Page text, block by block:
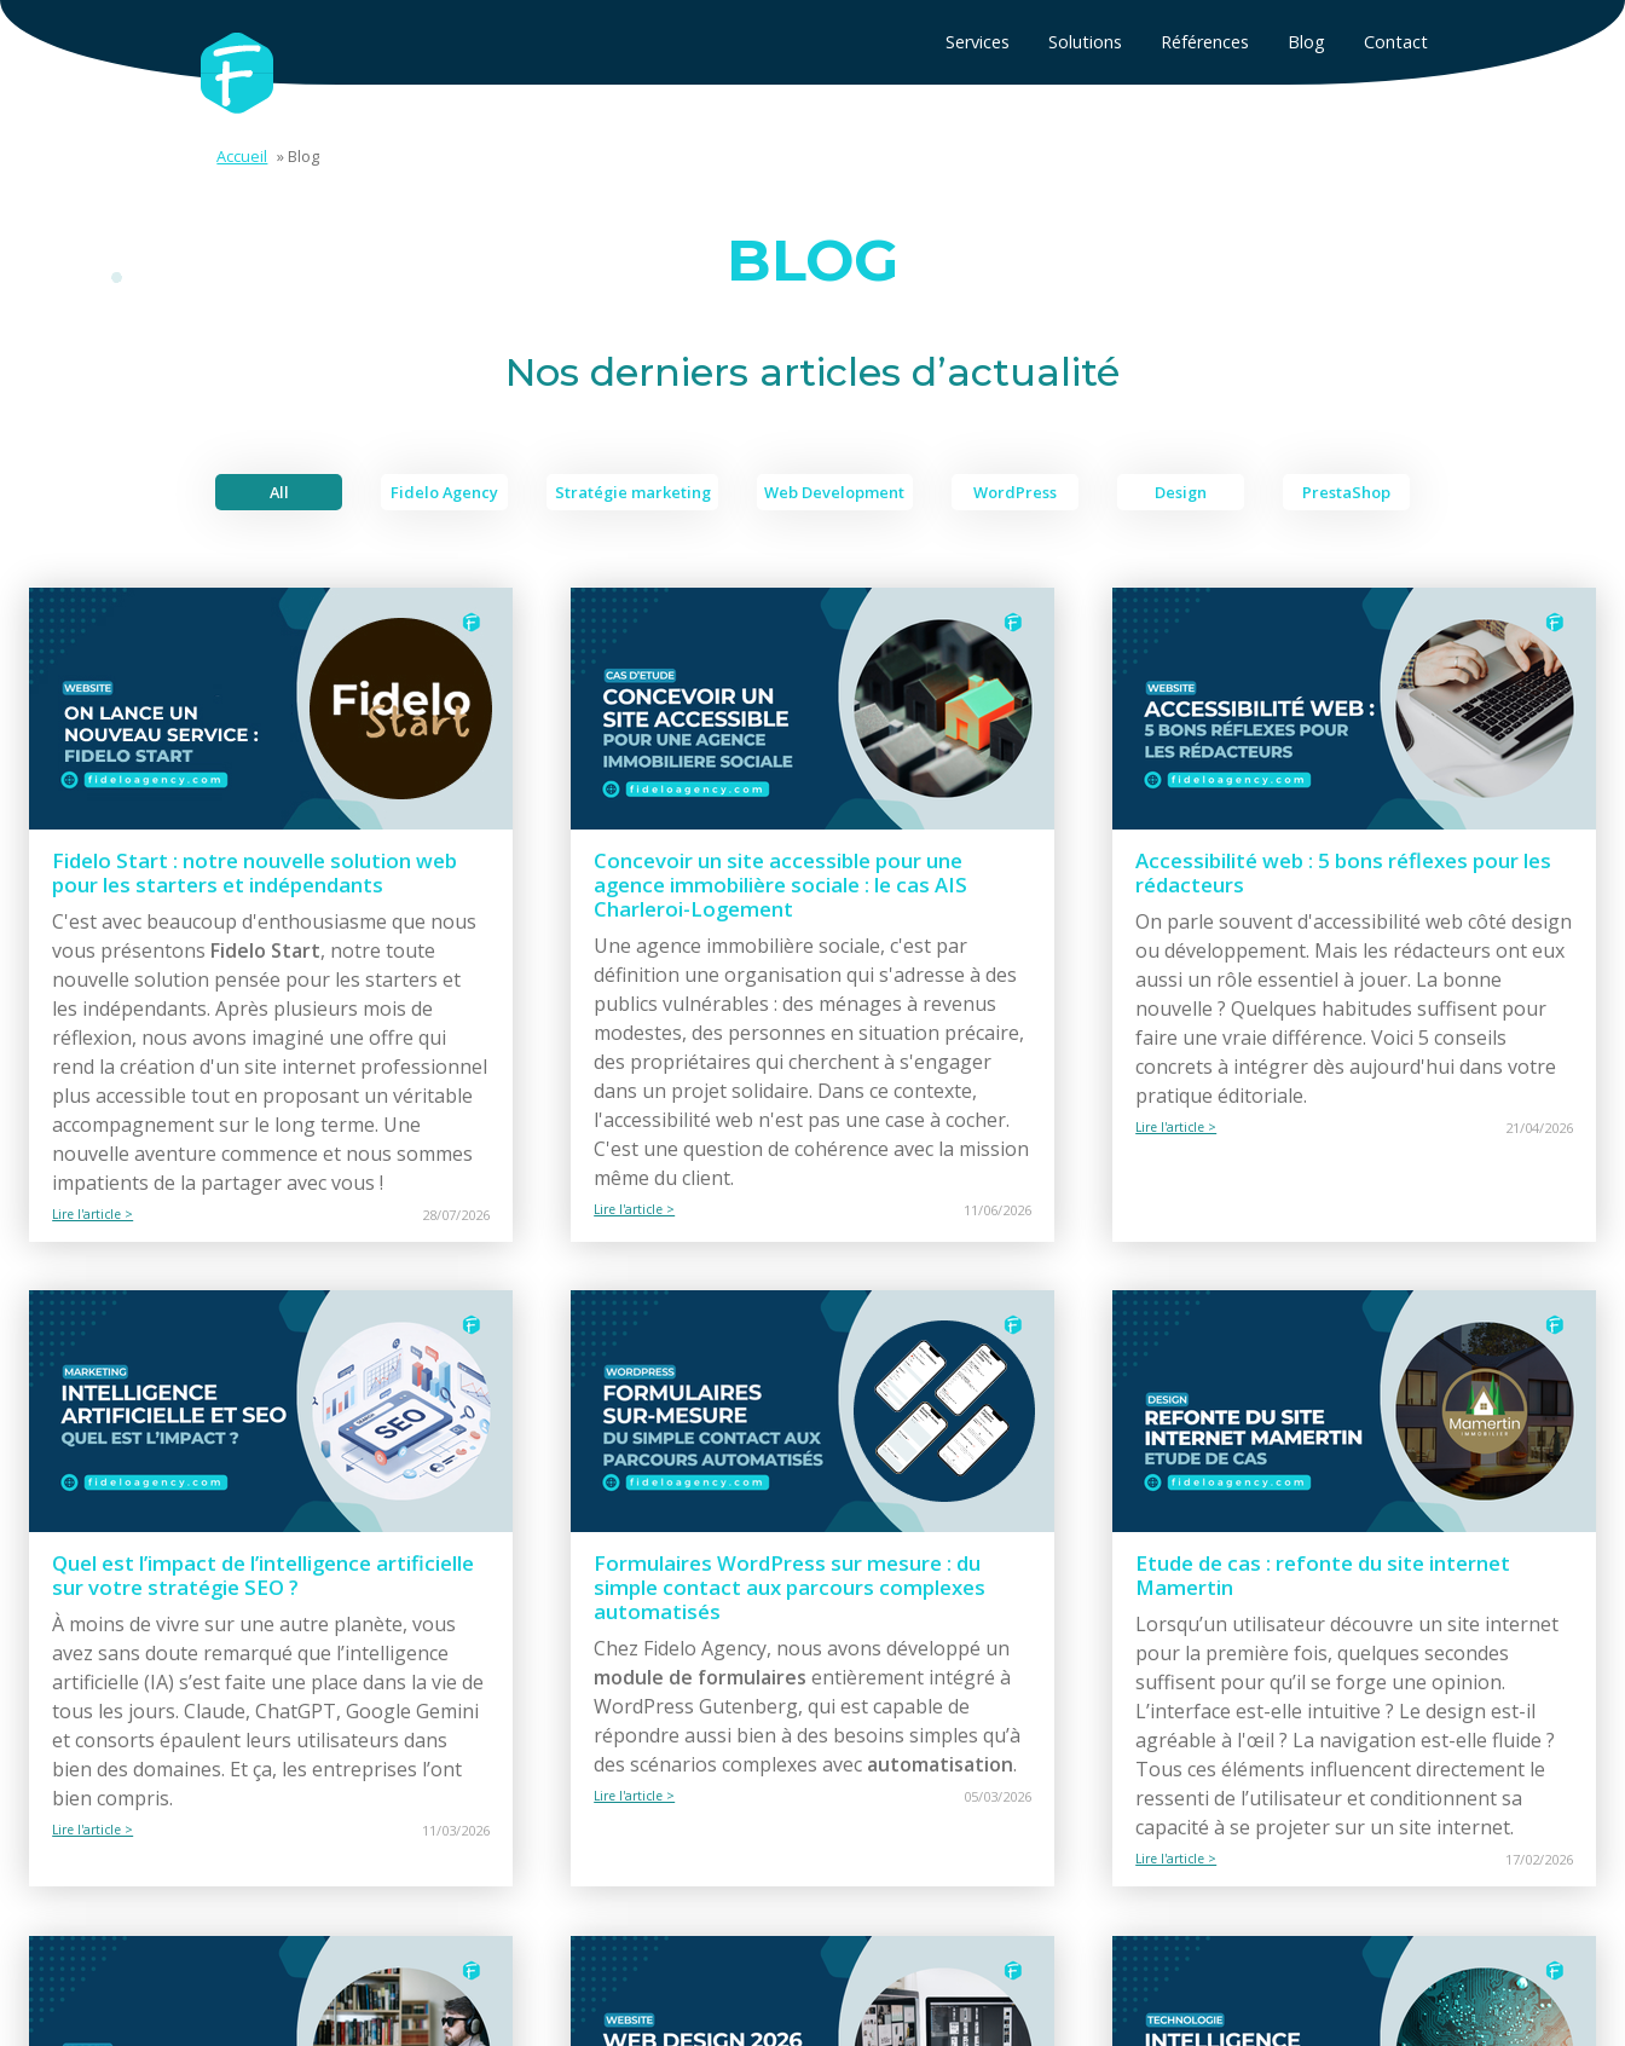
Services Solutions Références Blog Contact
Accueil » Blog
BLOG
Nos derniers articles d’actualité
All Fidelo Agency Stratégie marketing Web Development WordPress Design PrestaShop
Fidelo Start : notre nouvelle solution web
pour les starters et indépendants
C'est avec beaucoup d'enthousiasme que nous
vous présentons Fidelo Start, notre toute
nouvelle solution pensée pour les starters et
les indépendants. Après plusieurs mois de
réflexion, nous avons imaginé une offre qui
rend la création d'un site internet professionnel
plus accessible tout en proposant un véritable
accompagnement sur le long terme. Une
nouvelle aventure commence et nous sommes
impatients de la partager avec vous !
Lire l'article > 28/07/2026
Concevoir un site accessible pour une
agence immobilière sociale : le cas AIS
Charleroi-Logement
Une agence immobilière sociale, c'est par
définition une organisation qui s'adresse à des
publics vulnérables : des ménages à revenus
modestes, des personnes en situation précaire,
des propriétaires qui cherchent à s'engager
dans un projet solidaire. Dans ce contexte,
l'accessibilité web n'est pas une case à cocher.
C'est une question de cohérence avec la mission
même du client.
Lire l'article > 11/06/2026
Accessibilité web : 5 bons réflexes pour les
rédacteurs
On parle souvent d'accessibilité web côté design
ou développement. Mais les rédacteurs ont eux
aussi un rôle essentiel à jouer. La bonne
nouvelle ? Quelques habitudes suffisent pour
faire une vraie différence. Voici 5 conseils
concrets à intégrer dès aujourd'hui dans votre
pratique éditoriale.
Lire l'article > 21/04/2026
Quel est l’impact de l’intelligence artificielle
sur votre stratégie SEO ?
À moins de vivre sur une autre planète, vous
avez sans doute remarqué que l’intelligence
artificielle (IA) s’est faite une place dans la vie de
tous les jours. Claude, ChatGPT, Google Gemini
et consorts épaulent leurs utilisateurs dans
bien des domaines. Et ça, les entreprises l’ont
bien compris.
Lire l'article > 11/03/2026
Formulaires WordPress sur mesure : du
simple contact aux parcours complexes
automatisés
Chez Fidelo Agency, nous avons développé un
module de formulaires entièrement intégré à
WordPress Gutenberg, qui est capable de
répondre aussi bien à des besoins simples qu’à
des scénarios complexes avec automatisation.
Lire l'article > 05/03/2026
Etude de cas : refonte du site internet
Mamertin
Lorsqu’un utilisateur découvre un site internet
pour la première fois, quelques secondes
suffisent pour qu’il se forge une opinion.
L’interface est-elle intuitive ? Le design est-il
agréable à l'œil ? La navigation est-elle fluide ?
Tous ces éléments influencent directement le
ressenti de l’utilisateur et conditionnent sa
capacité à se projeter sur un site internet.
Lire l'article > 17/02/2026